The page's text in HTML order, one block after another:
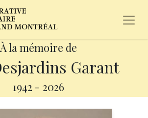
À la mémoire de
Garant
1942 - 2026